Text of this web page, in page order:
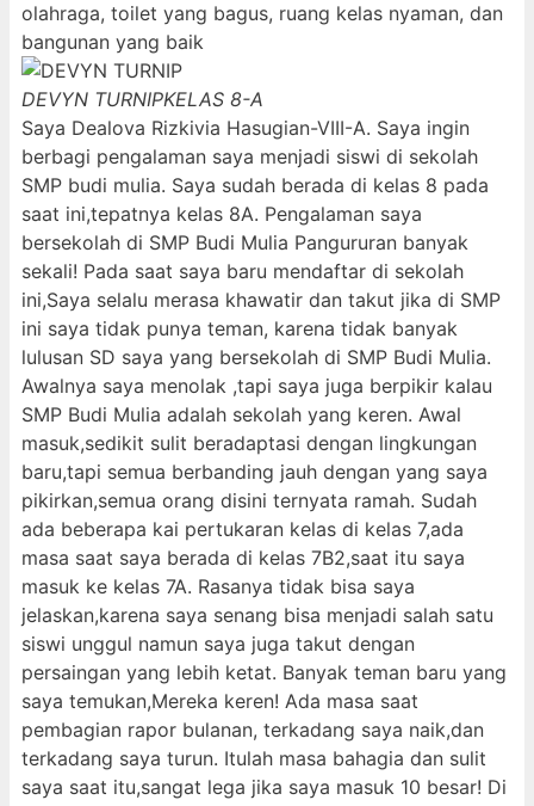
olahraga, toilet yang bagus, ruang kelas nyaman, dan
bangunan yang baik
DEVYN TURNIPKELAS 8-A
Saya Dealova Rizkivia Hasugian-VIII-A. Saya ingin
berbagi pengalaman saya menjadi siswi di sekolah
SMP budi mulia. Saya sudah berada di kelas 8 pada
saat ini,tepatnya kelas 8A. Pengalaman saya
bersekolah di SMP Budi Mulia Pangururan banyak
sekali! Pada saat saya baru mendaftar di sekolah
ini,Saya selalu merasa khawatir dan takut jika di SMP
ini saya tidak punya teman, karena tidak banyak
lulusan SD saya yang bersekolah di SMP Budi Mulia.
Awalnya saya menolak ,tapi saya juga berpikir kalau
SMP Budi Mulia adalah sekolah yang keren. Awal
masuk,sedikit sulit beradaptasi dengan lingkungan
baru,tapi semua berbanding jauh dengan yang saya
pikirkan,semua orang disini ternyata ramah. Sudah
ada beberapa kai pertukaran kelas di kelas 7,ada
masa saat saya berada di kelas 7B2,saat itu saya
masuk ke kelas 7A. Rasanya tidak bisa saya
jelaskan,karena saya senang bisa menjadi salah satu
siswi unggul namun saya juga takut dengan
persaingan yang lebih ketat. Banyak teman baru yang
saya temukan,Mereka keren! Ada masa saat
pembagian rapor bulanan, terkadang saya naik,dan
terkadang saya turun. Itulah masa bahagia dan sulit
saya saat itu,sangat lega jika saya masuk 10 besar! Di